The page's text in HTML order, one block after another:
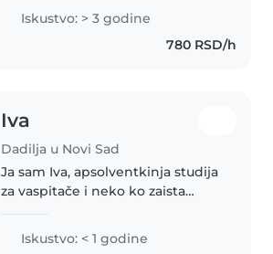
beba do tinejdžera. Volim igre,
crtanje i izradu rukotvorina.
Iskustvo: > 3 godine
780 RSD/h
Iva
Dadilja u Novi Sad
Ja sam Iva, apsolventkinja studija
za vaspitače i neko ko zaista
djecom, kreativnosti i
neprestanom učenju. Kroz
Iskustvo: < 1 godine